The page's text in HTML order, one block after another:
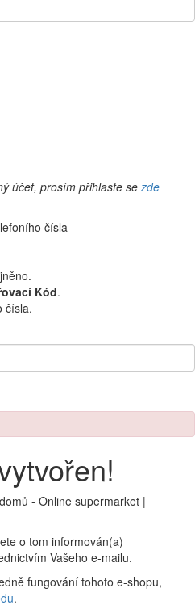
účet, prosím přihlaste se zde
čísla
Kód.
čísla.
- Online supermarket |
o tom informován(a)
Vašeho e-mailu.
fungování tohoto e-shopu,
.